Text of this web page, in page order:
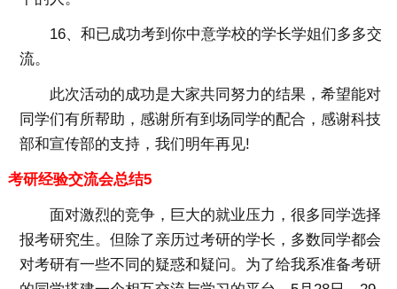
16、和已成功考到你中意学校的学长学姐们多多交
流。
此次活动的成功是大家共同努力的结果，希望能对
同学们有所帮助，感谢所有到场同学的配合，感谢科技
部和宣传部的支持，我们明年再见!
考研经验交流会总结5
面对激烈的竞争，巨大的就业压力，很多同学选择
报考研究生。但除了亲历过考研的学长，多数同学都会
对考研有一些不同的疑惑和疑问。为了给我系准备考研